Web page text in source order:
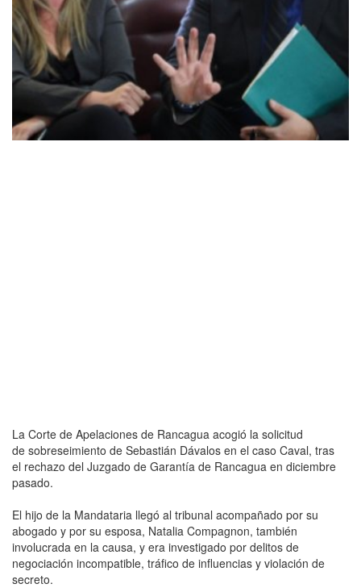
La Corte de Apelaciones de Rancagua acogió la solicitud
de sobreseimiento de Sebastián Dávalos en el caso Caval, tras
el rechazo del Juzgado de Garantía de Rancagua en diciembre
pasado.
El hijo de la Mandataria llegó al tribunal acompañado por su
abogado y por su esposa, Natalia Compagnon, también
involucrada en la causa, y era investigado por delitos de
negociación incompatible, tráfico de influencias y violación de
secreto.